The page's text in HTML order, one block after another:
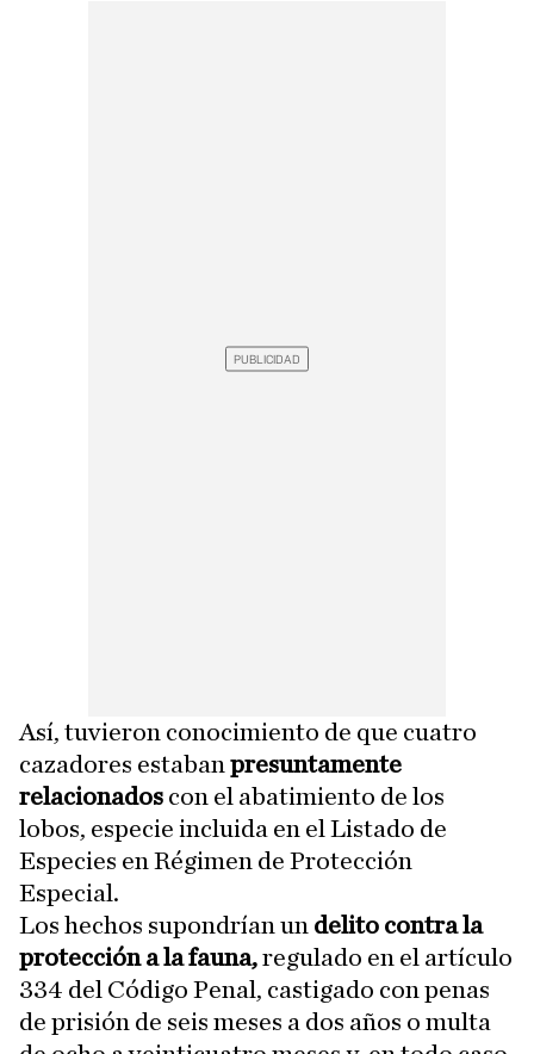
Así, tuvieron conocimiento de que cuatro
cazadores estaban presuntamente
relacionados con el abatimiento de los
lobos, especie incluida en el Listado de
Especies en Régimen de Protección
Especial.
Los hechos supondrían un delito contra la
protección a la fauna,regulado en el artículo
334 del Código Penal, castigado con penas
de prisión de seis meses a dos años o multa